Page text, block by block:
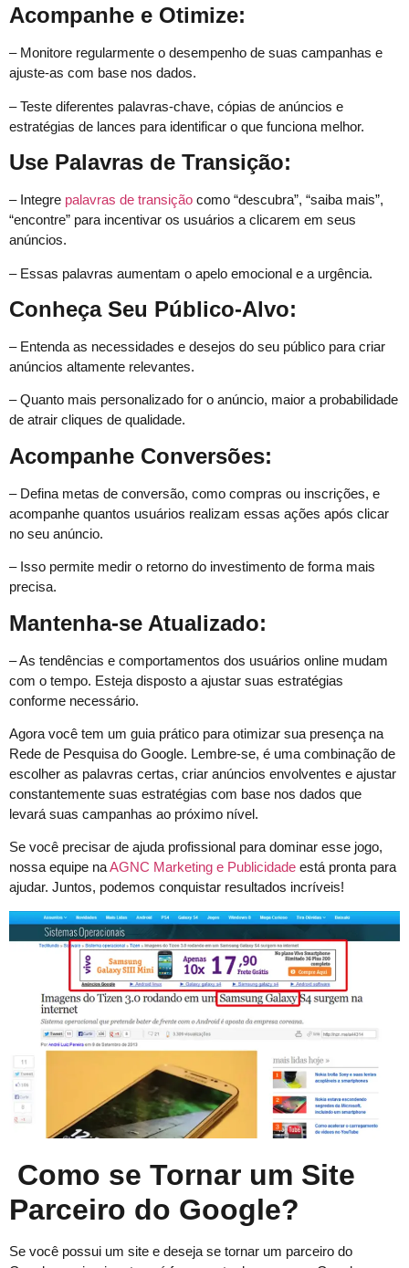
Acompanhe e Otimize:
– Monitore regularmente o desempenho de suas campanhas e
ajuste-as com base nos dados.
– Teste diferentes palavras-chave, cópias de anúncios e
estratégias de lances para identificar o que funciona melhor.
Use Palavras de Transição:
– Integre palavras de transição como “descubra”, “saiba mais”,
“encontre” para incentivar os usuários a clicarem em seus
anúncios.
– Essas palavras aumentam o apelo emocional e a urgência.
Conheça Seu Público-Alvo:
– Entenda as necessidades e desejos do seu público para criar
anúncios altamente relevantes.
– Quanto mais personalizado for o anúncio, maior a probabilidade
de atrair cliques de qualidade.
Acompanhe Conversões:
– Defina metas de conversão, como compras ou inscrições, e
acompanhe quantos usuários realizam essas ações após clicar
no seu anúncio.
– Isso permite medir o retorno do investimento de forma mais
precisa.
Mantenha-se Atualizado:
– As tendências e comportamentos dos usuários online mudam
com o tempo. Esteja disposto a ajustar suas estratégias
conforme necessário.
Agora você tem um guia prático para otimizar sua presença na
Rede de Pesquisa do Google. Lembre-se, é uma combinação de
escolher as palavras certas, criar anúncios envolventes e ajustar
constantemente suas estratégias com base nos dados que
levará suas campanhas ao próximo nível.
Se você precisar de ajuda profissional para dominar esse jogo,
nossa equipe naAGNC Marketing e Publicidade está pronta para
ajudar. Juntos, podemos conquistar resultados incríveis!
Como se Tornar um Site
Parceiro do Google?
Se você possui um site e deseja se tornar um parceiro do